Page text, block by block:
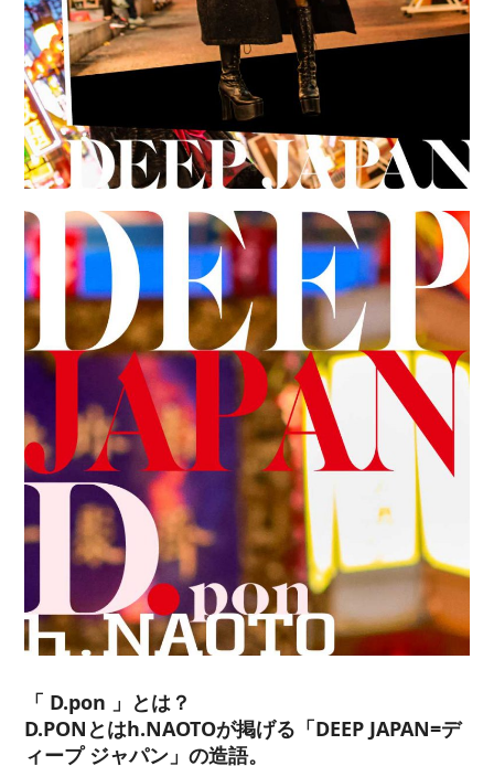
「 D.pon 」とは？
D.PONとはh.NAOTOが掲げる「DEEP JAPAN=デ
ィープ ジャパン」の造語。